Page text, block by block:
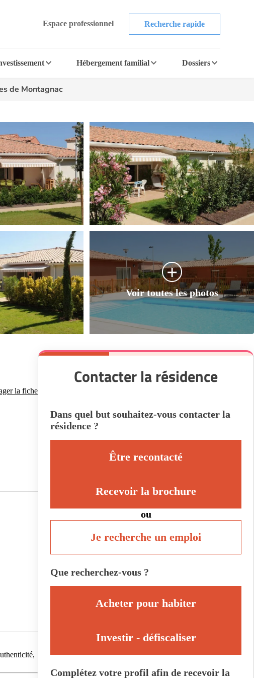
Espace professionnel Recherche rapide
Hébergement familial Dossiers
de Montagnac
la fiche
Contacter la résidence
Dans quel but souhaitez-vous contacter la
résidence ?
Être recontacté
Recevoir la brochure
ou
Je recherche un emploi
Que recherchez-vous ?
Acheter pour habiter
Investir - défiscaliser
Complétez votre profil afin de recevoir la